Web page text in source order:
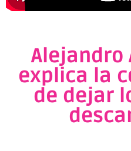
Alejandro
explica la
de dejar